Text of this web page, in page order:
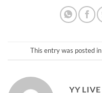
This entry was posted in
YY LIVE